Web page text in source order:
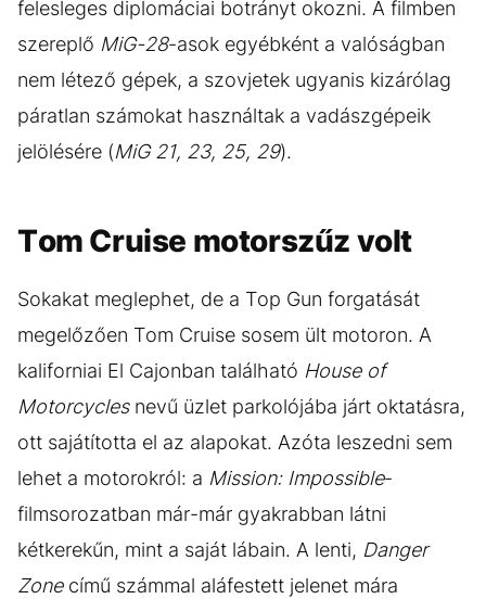
felesleges diplomáciai botrányt okozni. A filmben
szereplő MiG-28-asok egyébként a valóságban
nem létező gépek, a szovjetek ugyanis kizárólag
páratlan számokat használtak a vadászgépeik
jelölésére (MiG 21, 23, 25, 29).
Tom Cruise motorszűz volt
Sokakat meglephet, de a Top Gun forgatását
megelőzően Tom Cruise sosem ült motoron. A
kaliforniai El Cajonban található House of
Motorcyclesnevű üzlet parkolójába járt oktatásra,
ott sajátította el az alapokat. Azóta leszedni sem
lehet a motorokról: a Mission: Impossible-
filmsorozatban már-már gyakrabban látni
kétkerekűn, mint a saját lábain. A lenti, Danger
Zone című számmal aláfestett jelenet mára